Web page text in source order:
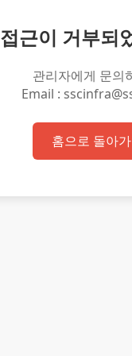
접근이 거부되
관리자에게 문의
Email :
홈으로 돌아